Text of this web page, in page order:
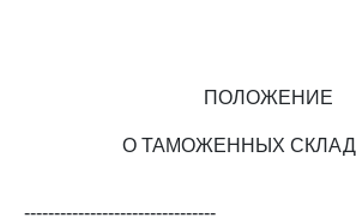
ПОЛОЖЕНИЕ
О ТАМОЖЕННЫХ
--------------------------------